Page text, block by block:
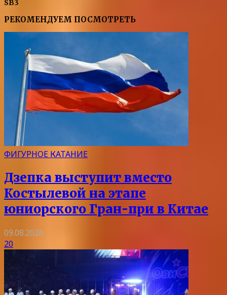
SB3
РЕКОМЕНДУЕМ ПОСМОТРЕТЬ
ФИГУРНОЕ КАТАНИЕ
Дзепка выступит вместо
Костылевой на этапе
юниорского Гран-при в Китае
09.08.2026
20